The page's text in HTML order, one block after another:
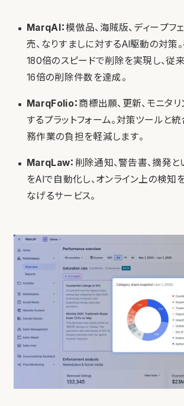
MarqAI：模倣品、海賊版、ディープフ
売、なりすましに対するAI駆動の対策
180倍のスピードで削除を実現し、従
16倍の削除件数を達成。
MarqFolio： 商標出願、更新、モニタ
するプラットフォーム。対策ツールと
務作業の負担を軽減します。
MarqLaw： 削除通知、警告書、摘発
をAIで自動化し、オンライン上の検知
なげるサービス。